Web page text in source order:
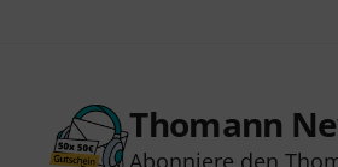
Thomann
Abonniere den